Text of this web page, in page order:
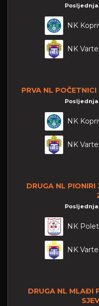
Posljednja
NK
NK
PRVA NL
Posljednja
NK
NK
DRUGA NL PIONIRI
Posljednja
NK
NK
DRUGA NL MLAĐI